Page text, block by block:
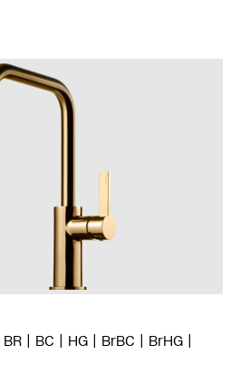
BR BC HG BrBC
BrHG